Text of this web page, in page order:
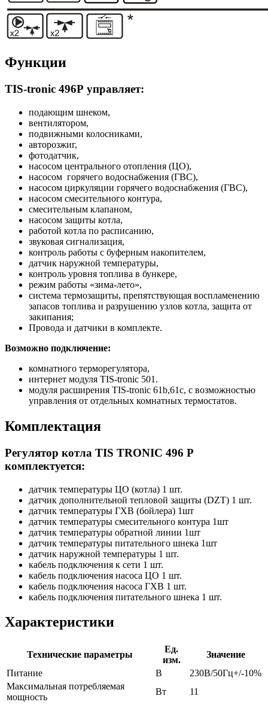
Функции
TIS-tronic 496P управляет:
подающим шнеком,
вентилятором,
подвижными колосниками,
авторозжиг,
фотодатчик,
насосом центрального отопления (ЦО),
насосом горячего водоснабжения (ГВС),
насосом циркуляции горячего водоснабжения (ГВС),
насосом смесительного контура,
смесительным клапаном,
насосом защиты котла,
работой котла по расписанию,
звуковая сигнализация,
контроль работы с буферным накопителем,
датчик наружной температуры,
контроль уровня топлива в бункере,
режим работы «зима-лето»,
система термозащиты, препятствующая воспламенению
запасов топлива и разрушению узлов котла, защита от
закипания;
Провода и датчики в комплекте.
Возможно подключение:
комнатного терморегулятора,
интернет модуля TIS-tronic 501.
модуля расширения TIS-tronic 61b,61c, с возможностью
управления от отдельных комнатных термостатов.
Комплектация
Регулятор котла TIS TRONIC 496 Р
комплектуется:
датчик температуры ЦО (котла) 1 шт.
датчик дополнительной тепловой защиты (DZT) 1 шт.
датчик температуры ГХВ (бойлера) 1шт
датчик температуры смесительного контура 1шт
датчик температуры обратной линии 1шт
датчик температуры питательного шнека 1шт
датчик наружной температуры 1 шт.
кабель подключения к сети 1 шт.
кабель подключения насоса ЦО 1 шт.
кабель подключения насоса ГХВ 1 шт.
кабель подключения питательного шнека 1 шт.
Характеристики
Технические параметры
Ед.
изм.
Значение
Питание
В
230В/50Гц+/-10%
Максимальная потребляемая
мощность
Вт
11